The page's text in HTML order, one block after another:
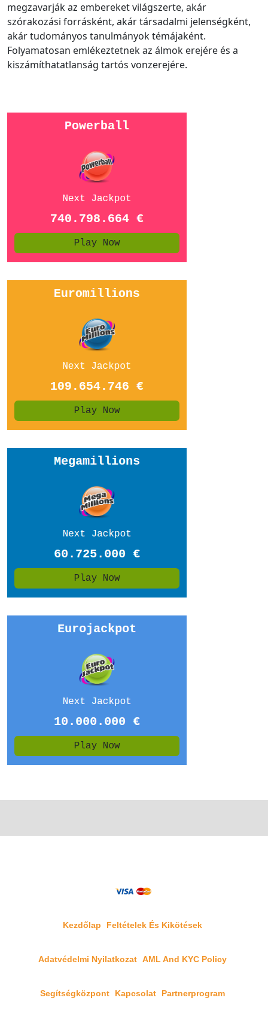
megzavarják az embereket világszerte, akár
szórakozási forrásként, akár társadalmi jelenségként,
akár tudományos tanulmányok témájaként.
Folyamatosan emlékeztetnek az álmok erejére és a
kiszámíthatatlanság tartós vonzerejére.
Kezdőlap Feltételek És Kikötések
Adatvédelmi Nyilatkozat AML And KYC Policy
Segítségközpont Kapcsolat Partnerprogram